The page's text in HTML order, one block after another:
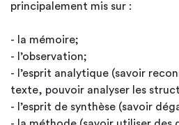
principalement mis sur :
- la mémoire;
- l’observation;
- l’esprit analytique (savoir
texte, pouvoir analyser les
- l’esprit de synthèse (savoir